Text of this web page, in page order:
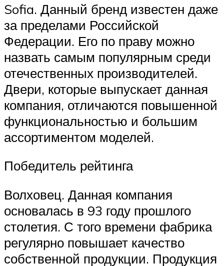
Sofia. Данный бренд известен даже
за пределами Российской
Федерации. Его по праву можно
назвать самым популярным среди
отечественных производителей.
Двери, которые выпускает данная
компания, отличаются повышенной
функциональностью и большим
ассортиментом моделей.
Победитель рейтинга
Волховец. Данная компания
основалась в 93 году прошлого
столетия. С того времени фабрика
регулярно повышает качество
собственной продукции. Продукция